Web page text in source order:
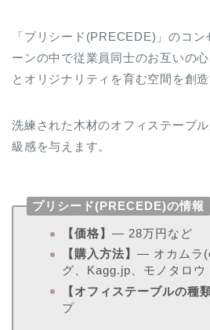
「プリシード(PRECEDE)」のコ
ーンの中で従業員同士のお互いの
とオリジナリティを育む空間を創造
洗練された木材のオフィステーブ
級感を与えます。
プリシード(PRECEDE)の情報
【価格】 ― 28万円など
【購入方法】 ― オカムラ
グ、Kagg.jp、モノタロウ
【オフィステーブルの種類
プ